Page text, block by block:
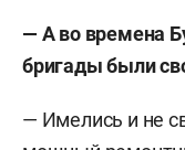
— А во времена
бригады были
— Имелись и не